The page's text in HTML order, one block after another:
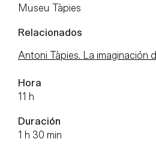
Museu Tàpies
Relacionados
Antoni Tàpies. La imaginación
Hora
11 h
Duración
1 h 30 min